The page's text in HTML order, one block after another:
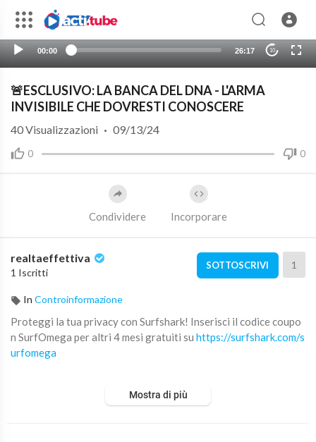
00:00 26:17 10
🚨ESCLUSIVO: LA BANCA DEL DNA - L'ARMA
INVISIBILE CHE DOVRESTI CONOSCERE
0 0
40Visualizzazioni · 09/13/24
Condividere Incorporare
realtaeffettiva
1 Iscritti
SOTTOSCRIVI 1
In Controinformazione
Proteggi la tua privacy con Surfshark! Inserisci il codice coupo
n SurfOmega per altri 4 mesi gratuiti su https://surfshark.com/s
urfomega
Mostra di più